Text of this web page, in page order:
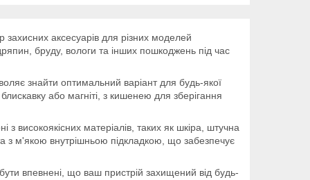
захисних аксесуарів для різних моделей
бруду, вологи та інших пошкоджень під час
знайти оптимальний варіант для будь-якої
або магніті, з кишенею для зберігання
з високоякісних матеріалів, таких як шкіра, штучна
з м'якою внутрішньою підкладкою, що забезпечує
впевнені, що ваш пристрій захищений від будь-